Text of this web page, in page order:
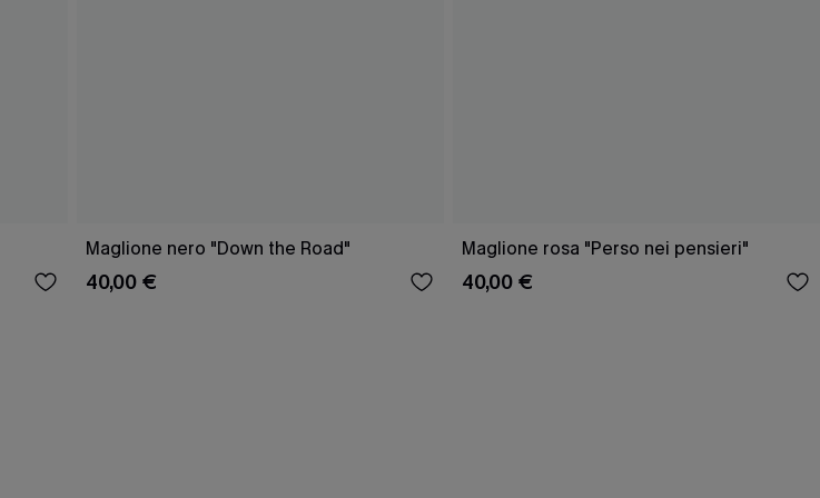
Maglione nero "Down the Road"
40,00 €
Maglione rosa "Perso nei pensieri"
40,00 €